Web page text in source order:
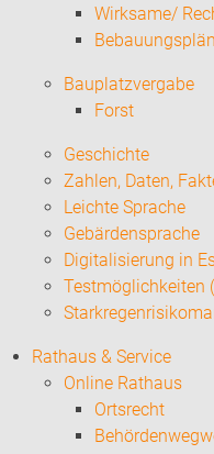
Wirksame/
Bauplatzvergabe
Forst
Geschichte
Zahlen, Daten,
Leichte Sprache
Gebärdensprache
Digitalisierung in
Testmöglichkeiten
Rathaus & Service
Online Rathaus
Ortsrecht